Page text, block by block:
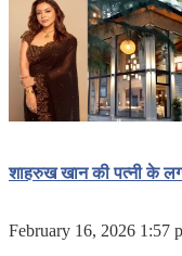
शाहरुख खान की पत्नी के
February 16, 2026 1:57